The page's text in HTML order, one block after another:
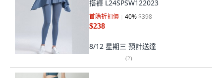
搭褲 L24SPSW122023
首購折扣價 40%$398
$238
8/12 星期三 預計送達
(2)